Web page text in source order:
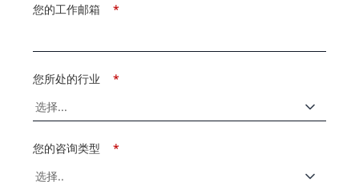
*
您的工作邮箱
*
您所处的行业
*
您的咨询类型